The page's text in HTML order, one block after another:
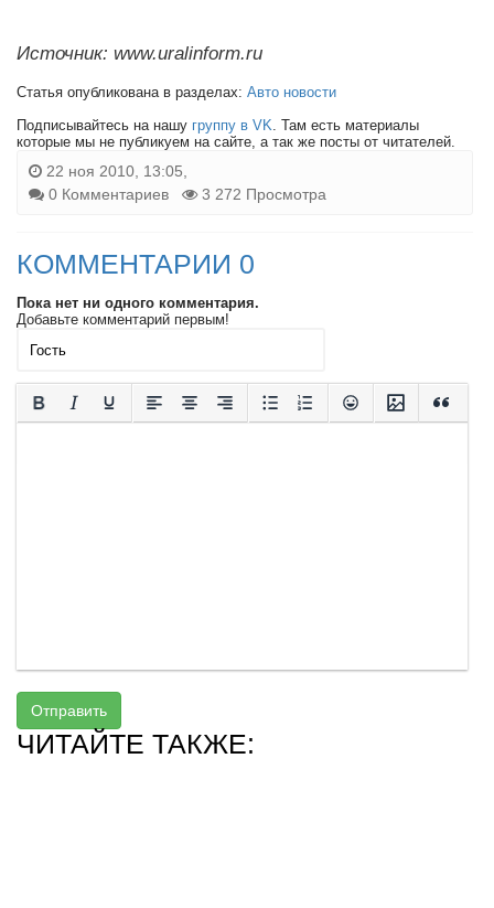
Источник: www.uralinform.ru
Статья опубликована в разделах: Авто новости
Подписывайтесь на нашу группу в VK. Там есть материалы
которые мы не публикуем на сайте, а так же посты от читателей.
22 ноя 2010, 13:05,
0 Комментариев
3 272 Просмотра
КОММЕНТАРИИ 0
Пока нет ни одного комментария.
Добавьте комментарий первым!
Отправить
ЧИТАЙТЕ ТАКЖЕ: